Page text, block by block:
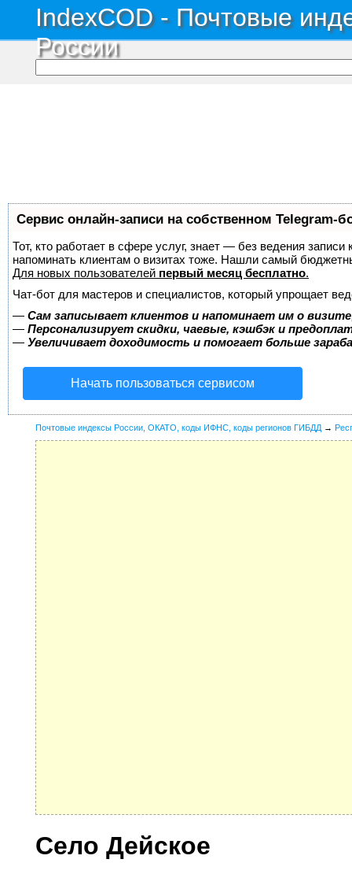
IndexCOD - Почтовые
России
Сервис онлайн-записи на собственном Telegram-
Тот, кто работает в сфере услуг, знает — без ведения
напоминать клиентам о визитах тоже. Нашли самый
Для новых пользователей первый месяц бесплатно.
Чат-бот для мастеров и специалистов, который упрощает
— Сам записывает клиентов и напоминает им о
— Персонализирует скидки, чаевые, кэшбэк и
— Увеличивает доходимость и помогает больше
Начать пользоваться сервисом
Почтовые индексы России, ОКАТО, коды ИФНС, коды регионов ГИБДД →
Село Дейское